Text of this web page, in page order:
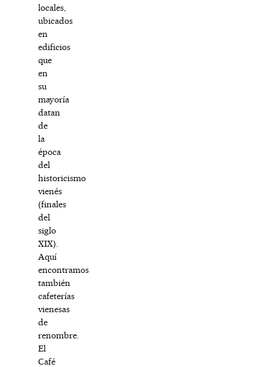
locales,
ubicados
en
edificios
que
en
su
mayoría
datan
de
la
época
del
historicismo
vienés
(finales
del
siglo
XIX).
Aquí
encontramos
también
cafeterías
vienesas
de
renombre.
El
Café